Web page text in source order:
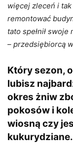
więcej zleceń i
remontować
tato spełnił
– przedsiębiorcą
Który sezon,
lubisz
okres żniw
pokosów i
wiosną czy
kukurydziane.